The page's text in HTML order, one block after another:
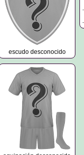
escudo desconocido